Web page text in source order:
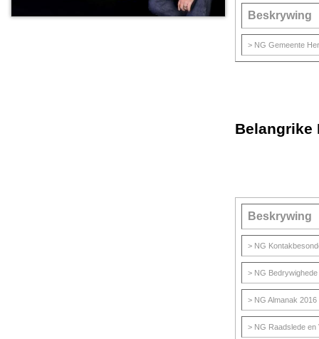
Beskrywing
> NG Gemeente
Belangrike
Beskrywing
> NG
> NG
> NG Almanak 2016
> NG Raadslede en